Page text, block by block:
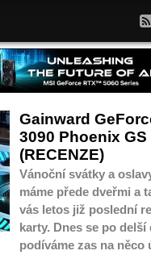
Gainward
3090 Phoenix GS
(RECENZE)
Vánoční svátky a
máme přede dveřmi a
vás letos již poslední
karty. Dnes se po delší
podíváme zas na něco